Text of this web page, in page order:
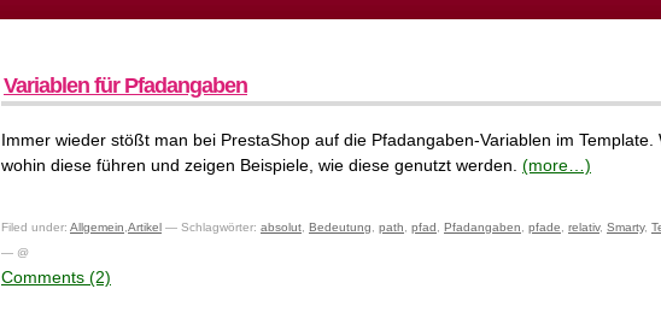
Variablen für Pfadangaben
Immer wieder stößt man bei PrestaShop auf die Pfadangaben-Variablen im Template.
wohin diese führen und zeigen Beispiele, wie diese genutzt werden. (more…)
Filed under: Allgemein Artikel — Schlagwörter: absolut Bedeutung path pfad Pfadangaben pfade relativ, Smarty,
— @
Comments (2)